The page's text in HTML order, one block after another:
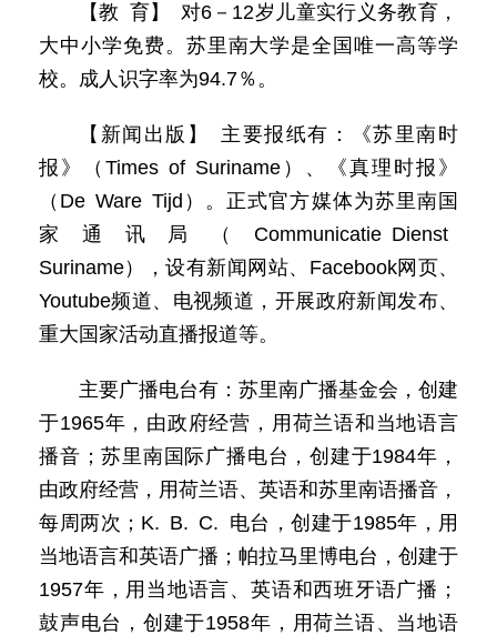
【教 育】 对6－12岁儿童实行义务教育，
大中小学免费。苏里南大学是全国唯一高等学
校。成人识字率为94.7％。
【新闻出版】 主要报纸有：《苏里南时
报》（Times of Suriname）、《真理时报》
（De Ware Tijd）。正式官方媒体为苏里南国
家通讯局（Communicatie Dienst
Suriname），设有新闻网站、Facebook网页、
Youtube频道、电视频道，开展政府新闻发布、
重大国家活动直播报道等。
主要广播电台有：苏里南广播基金会，创建
于1965年，由政府经营，用荷兰语和当地语言
播音；苏里南国际广播电台，创建于1984年，
由政府经营，用荷兰语、英语和苏里南语播音，
每周两次；K. B. C. 电台，创建于1985年，用
当地语言和英语广播；帕拉马里博电台，创建于
1957年，用当地语言、英语和西班牙语广播；
鼓声电台，创建于1958年，用荷兰语、当地语